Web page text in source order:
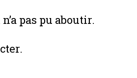
pas pu aboutir.